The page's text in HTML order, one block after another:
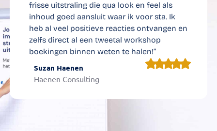
frisse uitstraling die qua look en feel als
inhoud goed aansluit waar ik voor sta. Ik
heb al veel positieve reacties ontvangen en
zelfs direct al een tweetal workshop
boekingen binnen weten te halen!”
Suzan Haenen
Haenen Consulting